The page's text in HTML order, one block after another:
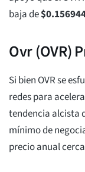
baja de$
Ovr (OVR)
Si bien OVR se
redes para
tendencia alcista
mínimo de
precio anual